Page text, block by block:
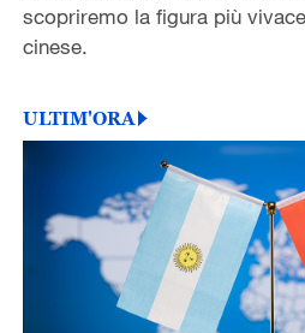
scopriremo la figura più
cinese.
ULTIM'ORA